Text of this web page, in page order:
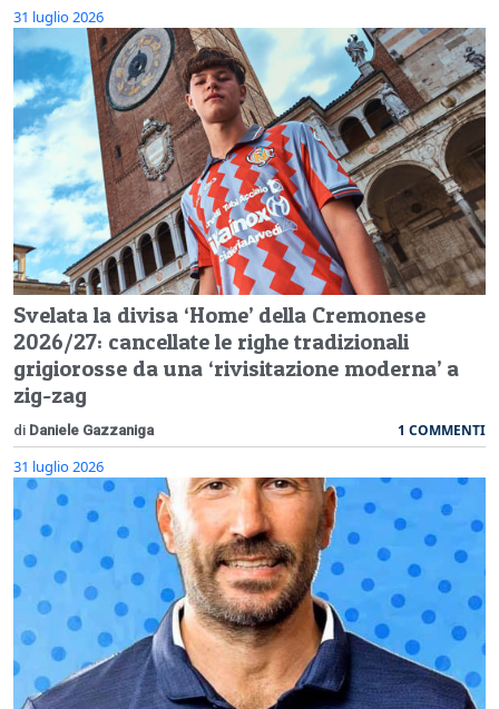
31 luglio 2026
Svelata la divisa ‘Home’ della Cremonese
2026/27: cancellate le righe tradizionali
grigiorosse da una ‘rivisitazione moderna’ a
zig-zag
di Daniele Gazzaniga 1 COMMENTI
31 luglio 2026